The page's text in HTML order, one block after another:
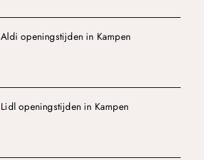
Aldi openingstijden in Kampen
Lidl openingstijden in Kampen